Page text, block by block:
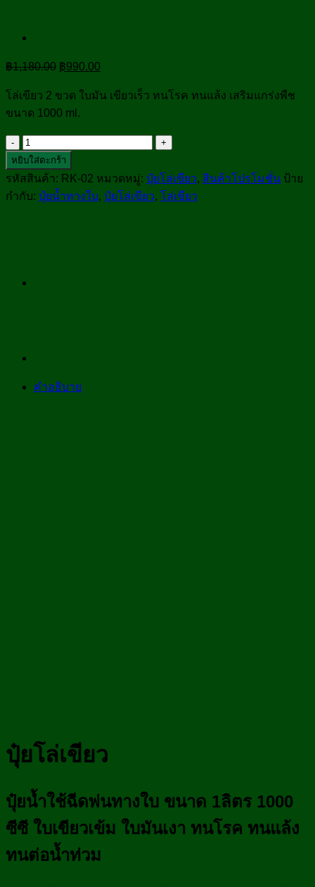
฿1,180.00 Original
was:
฿1,180.00.
฿990.00
is:
โล่เขียว 2 ขวด ใบมัน เขียวเร็ว ทนโรค ทนแล้ง เสริมแกร่งพืช
ขนาด 1000 ml.
จำนวน
โล่
เขียว
2
เร็ว
แกร่ง
หยิบใส่ตะกร้า
รหัสสินค้า: RK-02 หมวดหมู่: ปุ๋ยโล่เขียว, สินค้าโปรโมชั่น ป้าย
กำกับ: ปุ๋ยน้ำทางใบ, ปุ๋ยโล่เขียว, โล่เขียว
คำอธิบาย
ปุ๋ยโล่เขียว
ปุ๋ยน้ำใช้ฉีดพ่นทางใบ ขนาด 1ลิตร 1000
ซีซี ใบเขียวเข้ม ใบมันเงา ทนโรค ทนแล้ง
ทนต่อน้ำท่วม